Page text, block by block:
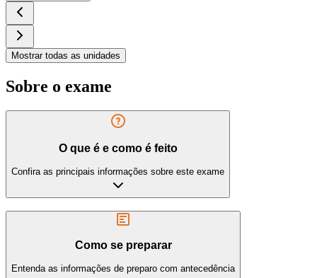
Mostrar todas as unidades
Sobre o exame
O que é e como é feito
Confira as principais informações sobre este exame
Como se preparar
Entenda as informações de preparo com antecedência